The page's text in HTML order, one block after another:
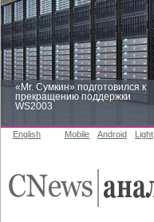
«Mr. Сумкин» подготовился к
прекращению поддержки
WS2003
English Mobile Android Light